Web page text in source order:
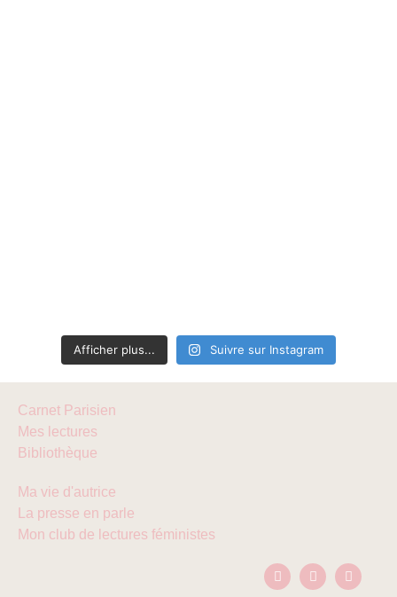
Afficher plus... Suivre sur Instagram
Carnet Parisien
Mes lectures
Bibliothèque
Ma vie d'autrice
La presse en parle
Mon club de lectures féministes